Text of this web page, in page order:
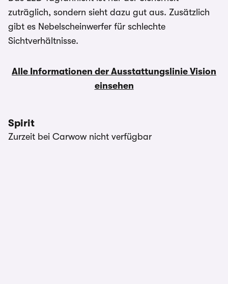
zuträglich, sondern sieht dazu gut aus. Zusätzlich
gibt es Nebelscheinwerfer für schlechte
Sichtverhältnisse.
Alle Informationen der Ausstattungslinie Vision
einsehen
Spirit
Zurzeit bei Carwow nicht verfügbar